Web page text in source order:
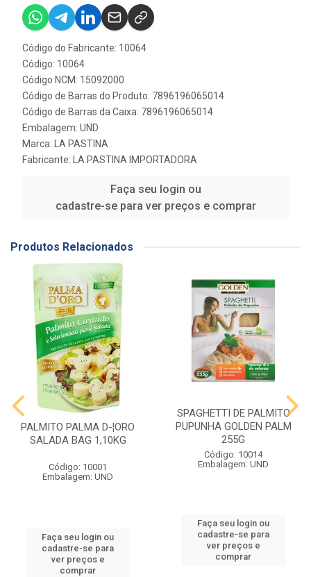
Código do Fabricante: 10064
Código: 10064
Código NCM: 15092000
Código de Barras do Produto: 7896196065014
Código de Barras da Caixa: 7896196065014
Embalagem: UND
Marca: LA PASTINA
Fabricante: LA PASTINA IMPORTADORA
Faça seu login ou
cadastre-se para ver preços e comprar
Produtos Relacionados
PALMITO PALMA D-¦ORO
SALADA BAG 1,10KG
Código: 10001
Embalagem: UND
Faça seu login ou
cadastre-se para
ver preços e
comprar
SPAGHETTI DE PALMITO
PUPUNHA GOLDEN PALM
255G
Código: 10014
Embalagem: UND
Faça seu login ou
cadastre-se para
ver preços e
comprar